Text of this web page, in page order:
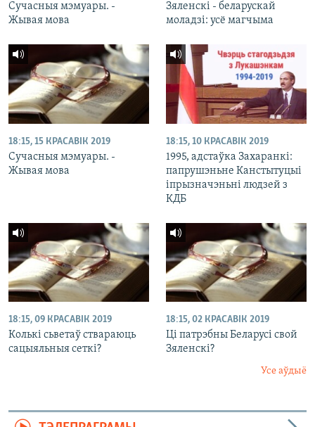
Сучасныя мэмуары. -
Жывая мова
Зяленскі - беларускай
моладзі: усё магчыма
18:15, 15 КРАСАВІК 2019
Сучасныя мэмуары. -
Жывая мова
18:15, 10 КРАСАВІК 2019
1995, адстаўка Захаранкі:
папрушэньне Канстытуцыі
іпрызначэньні людзей з
КДБ
18:15, 09 КРАСАВІК 2019
Колькі сьветаў ствараюць
сацыяльныя сеткі?
18:15, 02 КРАСАВІК 2019
Ці патрэбны Беларусі свой
Зяленскі?
Усе аўдыё